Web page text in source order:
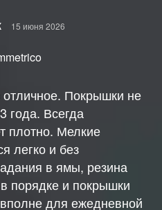
15 июня 2026
Покрышки не
года. Всегда
плотно. Мелкие
легко и без
в ямы, резина
порядке и покрышки
для ежедневной